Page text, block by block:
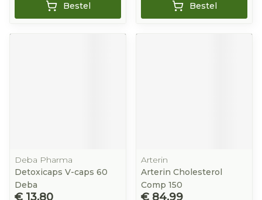
Bestel Bestel
Deba Pharma
Detoxicaps V-caps 60
Deba
€ 13,80
Arterin
Arterin Cholesterol
Comp 150
€ 84,99